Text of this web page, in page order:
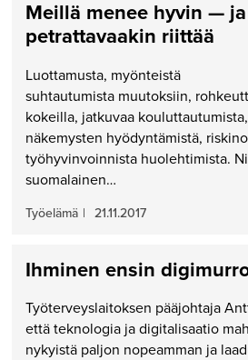
Meillä menee hyvin — ja
petrattavaakin riittää
Luottamusta, myönteistä
suhtautumista muutoksiin,
kokeilla, jatkuvaa
näkemysten hyödyntämistä,
työhyvinvoinnista huolehtimista.
suomalainen…
Työelämä | 21.11.2017
Ihminen ensin
Työterveyslaitoksen pääjohtaja
että teknologia ja digitalisaatio
nykyistä paljon nopeamman ja